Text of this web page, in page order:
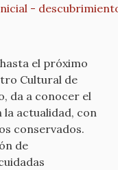
el próximo
Cultural de
da a conocer el
la actualidad, con
conservados.
de